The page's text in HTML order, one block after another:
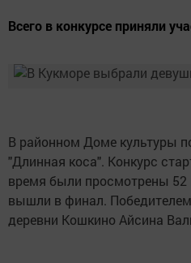
Всего в конкурсе приняли
В районном Доме культуры
"Длинная коса". Конкурс
время были просмотрены 52
вышли в финал.
деревни Кошкино Айсина